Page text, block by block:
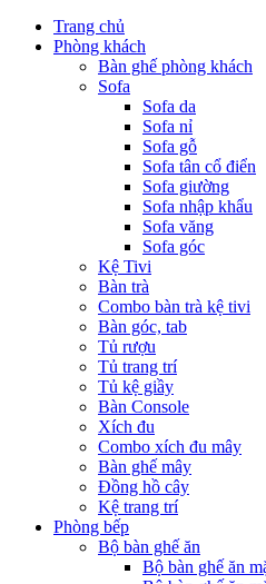
Trang chủ
Phòng khách
Bàn ghế phòng khách
Sofa
Sofa da
Sofa nỉ
Sofa gỗ
Sofa tân cổ điển
Sofa giường
Sofa nhập khẩu
Sofa văng
Sofa góc
Kệ Tivi
Bàn trà
Combo bàn trà kệ tivi
Bàn góc, tab
Tủ rượu
Tủ trang trí
Tủ kệ giầy
Bàn Console
Xích đu
Combo xích đu mây
Bàn ghế mây
Đồng hồ cây
Kệ trang trí
Phòng bếp
Bộ bàn ghế ăn
Bộ bàn ghế ăn